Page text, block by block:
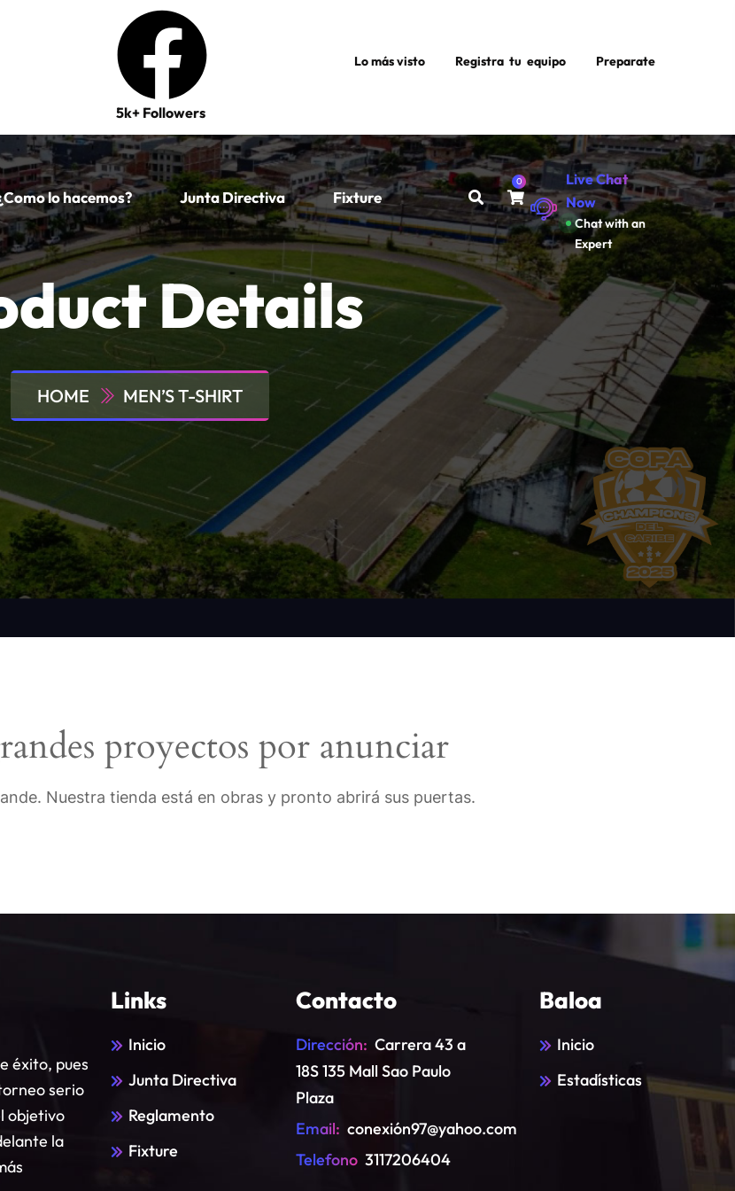
5k+ Followers
Lo más visto Registra tu equipo Preparate
lo hacemos? Junta Directiva
Fixture
0
Live Chat
Now
Chat with an
Expert
Details
HOME MEN’S T-SHIRT
proyectos por anunciar
Nuestra tienda está en obras y pronto abrirá sus puertas.
éxito, pues
serio
objetivo
la
Links
Inicio
Junta Directiva
Reglamento
Fixture
Contacto
Dirección: Carrera 43 a
18S 135 Mall Sao Paulo
Plaza
Email: conexión97@yahoo.com
Telefono 3117206404
Baloa
Inicio
Estadísticas